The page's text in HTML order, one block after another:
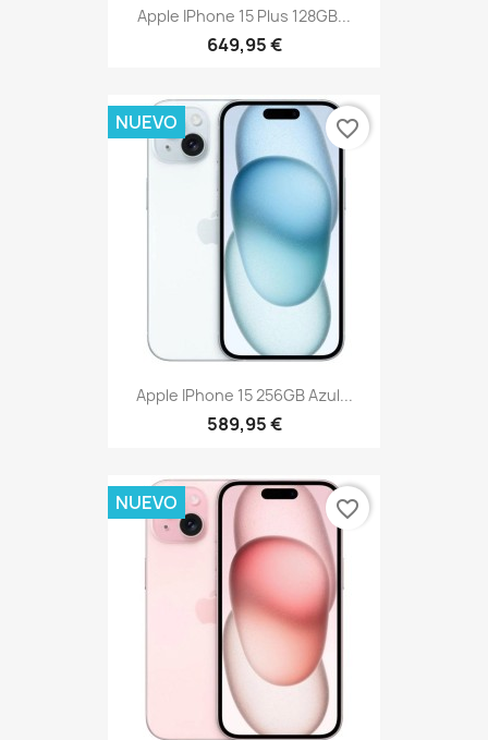
Apple IPhone 15 Plus 128GB...
649,95 €
Apple IPhone 15 256GB Azul...
589,95 €
NUEVO favorite_border
NUEVO favorite_border